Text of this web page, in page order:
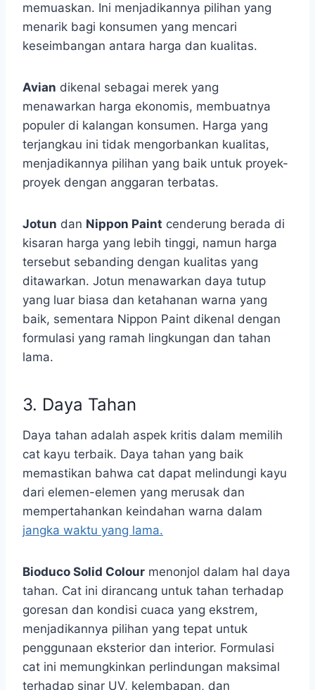
memuaskan. Ini menjadikannya pilihan yang
menarik bagi konsumen yang mencari
keseimbangan antara harga dan kualitas.
Avian dikenal sebagai merek yang
menawarkan harga ekonomis, membuatnya
populer di kalangan konsumen. Harga yang
terjangkau ini tidak mengorbankan kualitas,
menjadikannya pilihan yang baik untuk proyek-
proyek dengan anggaran terbatas.
Jotun dan Nippon Paint cenderung berada di
kisaran harga yang lebih tinggi, namun harga
tersebut sebanding dengan kualitas yang
ditawarkan. Jotun menawarkan daya tutup
yang luar biasa dan ketahanan warna yang
baik, sementara Nippon Paint dikenal dengan
formulasi yang ramah lingkungan dan tahan
lama.
3. Daya Tahan
Daya tahan adalah aspek kritis dalam memilih
cat kayu terbaik. Daya tahan yang baik
memastikan bahwa cat dapat melindungi kayu
dari elemen-elemen yang merusak dan
mempertahankan keindahan warna dalam
jangka waktu yang lama.
Bioduco Solid Colour menonjol dalam hal daya
tahan. Cat ini dirancang untuk tahan terhadap
goresan dan kondisi cuaca yang ekstrem,
menjadikannya pilihan yang tepat untuk
penggunaan eksterior dan interior. Formulasi
cat ini memungkinkan perlindungan maksimal
terhadap sinar UV, kelembapan, dan